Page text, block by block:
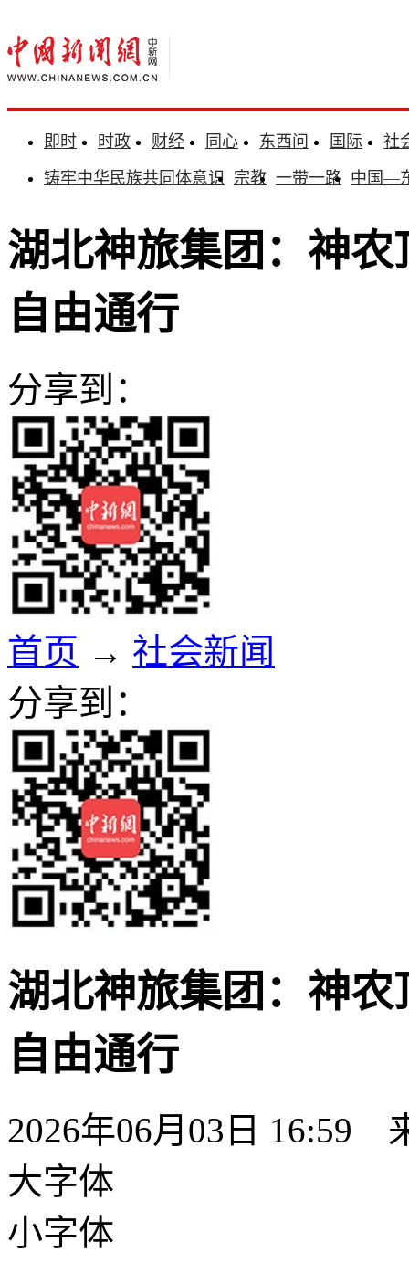
即时 时政 财经 同心 东西问 国际
社
铸牢中华民族共同体意识 宗教 一带一路 中国—
湖北神旅集团：神
自由通行
分享到：
首页 → 社会新闻
分享到：
湖北神旅集团：神
自由通行
2026年06月03日 16:59
大字体
小字体